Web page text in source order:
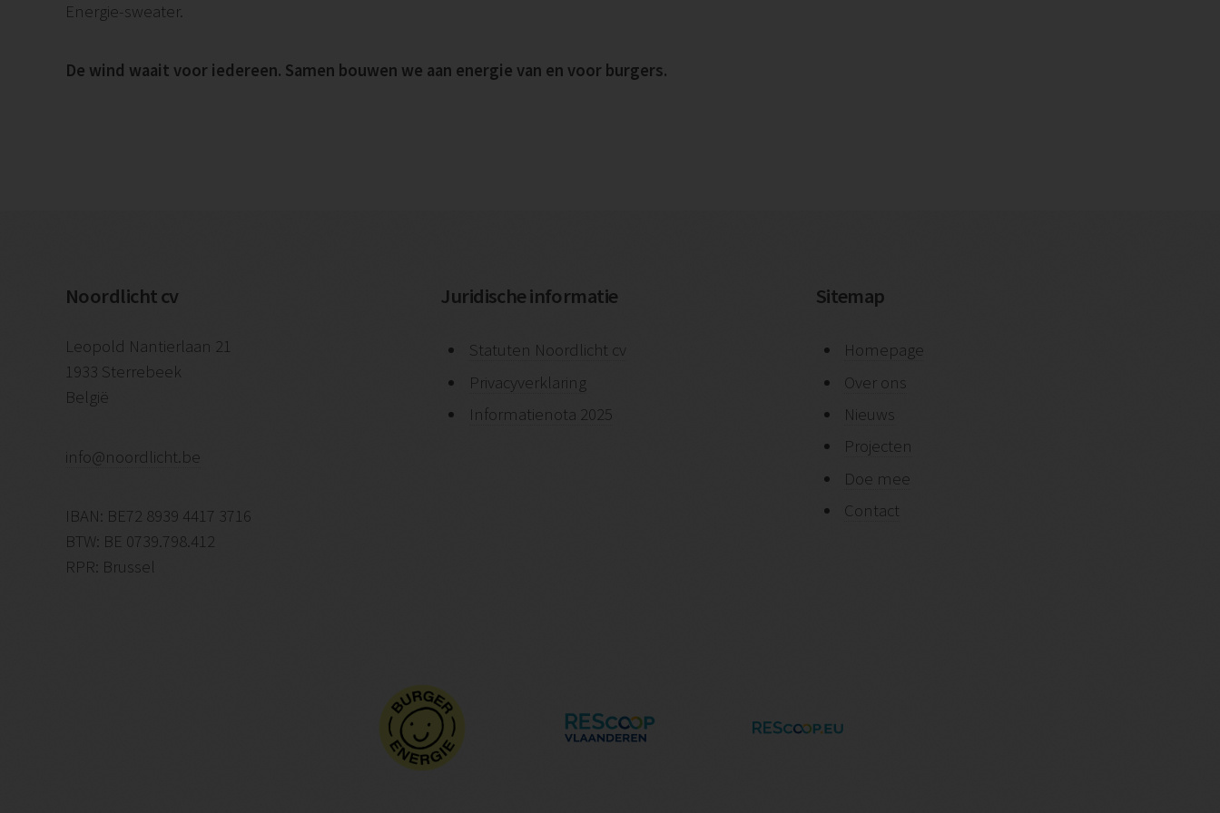
Energie-sweater.
De wind waait voor iedereen. Samen bouwen we aan energie van en voor burgers.
Noordlicht cv
Leopold Nantierlaan 21
1933 Sterrebeek
België
info@noordlicht.be
IBAN: BE72 8939 4417 3716
BTW: BE 0739.798.412
RPR: Brussel
Juridische informatie
Statuten Noordlicht cv
Privacyverklaring
Informatienota 2025
Sitemap
Homepage
Over ons
Nieuws
Projecten
Doe mee
Contact